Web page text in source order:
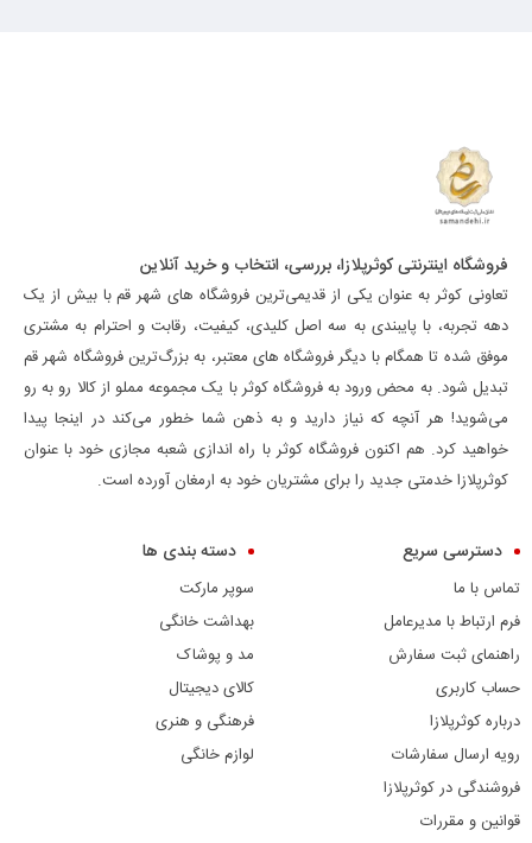
فروشگاه اینترنتی کوثرپلازا، بررسی، انتخاب و خرید آنلاین
تعاونی کوثر به عنوان یکی از قدیمی‌ترین فروشگاه های شهر قم با بیش از یک
دهه تجربه، با پایبندی به سه اصل کلیدی، کیفیت، رقابت و احترام به مشتری
موفق شده تا همگام با دیگر فروشگاه های معتبر، به بزرگ‌ترین فروشگاه شهر قم
تبدیل شود. به محض ورود به فروشگاه کوثر با یک مجموعه مملو از کالا رو به رو
می‌شوید! هر آنچه که نیاز دارید و به ذهن شما خطور می‌کند در اینجا پیدا
خواهید کرد. هم اکنون فروشگاه کوثر با راه اندازی شعبه مجازی خود با عنوان
کوثرپلازا خدمتی جدید را برای مشتریان خود به ارمغان آورده است.
دسترسی سریع
تماس با ما
فرم ارتباط با مدیرعامل
راهنمای ثبت سفارش
حساب کاربری
درباره کوثرپلازا
رویه ارسال سفارشات
فروشندگی در کوثرپلازا
قوانین و مقررات
دسته بندی ها
سوپر مارکت
بهداشت خانگی
مد و پوشاک
کالای دیجیتال
فرهنگی و هنری
لوازم خانگی